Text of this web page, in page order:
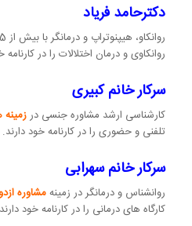
دکترحامد فریاد
روانکاوی و درمان اختلالات را در
سرکار خانم کبیری
کارشناسی ارشد مشاوره جنسی در
تلفنی و حضوری را در کارنامه خود دارند.
سرکار خانم سهرابی
روانشناس و درمانگر در زمینهمشاوره
کارگاه های درمانی را در کارنامه خود